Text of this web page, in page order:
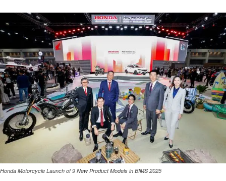
Honda Motorcycle Launch of 9 New Product Models in BIMS 2025